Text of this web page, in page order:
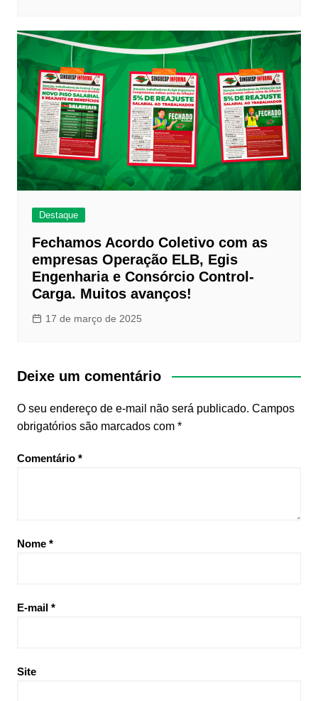
Destaque
Fechamos Acordo Coletivo com as
empresas Operação ELB, Egis
Engenharia e Consórcio Control-
Carga. Muitos avanços!
17 de março de 2025
Deixe um comentário
O seu endereço de e-mail não será publicado. Campos
obrigatórios são marcados com *
Comentário *
Nome *
E-mail *
Site